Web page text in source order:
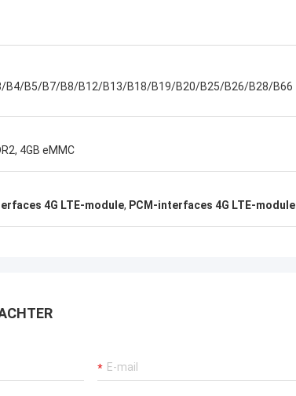
B4/B5/B7/B8/B12/B13/B18/B19/B20/B25/B26/B28/B66
4GB eMMC
4G LTE-module, PCM-interfaces 4G LTE-module